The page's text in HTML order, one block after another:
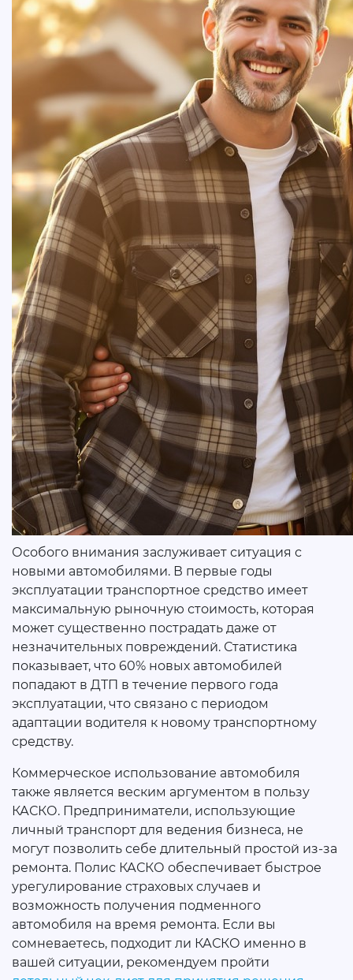
Особого внимания заслуживает ситуация с
новыми автомобилями. В первые годы
эксплуатации транспортное средство имеет
максимальную рыночную стоимость, которая
может существенно пострадать даже от
незначительных повреждений. Статистика
показывает, что 60% новых автомобилей
попадают в ДТП в течение первого года
эксплуатации, что связано с периодом
адаптации водителя к новому транспортному
средству.
Коммерческое использование автомобиля
также является веским аргументом в пользу
КАСКО. Предприниматели, использующие
личный транспорт для ведения бизнеса, не
могут позволить себе длительный простой из-за
ремонта. Полис КАСКО обеспечивает быстрое
урегулирование страховых случаев и
возможность получения подменного
автомобиля на время ремонта. Если вы
сомневаетесь, подходит ли КАСКО именно в
вашей ситуации, рекомендуем пройти